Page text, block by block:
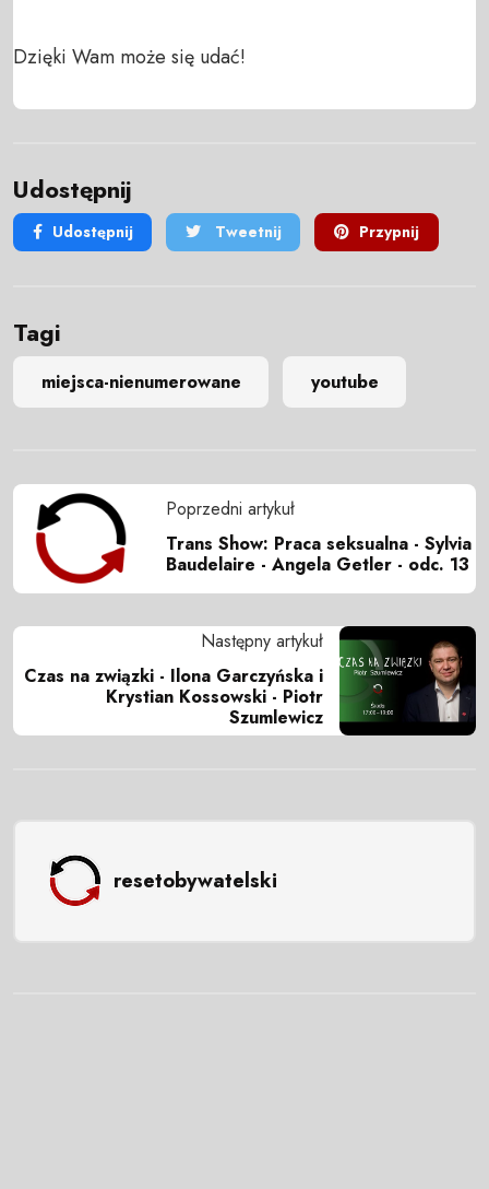
Dzięki Wam może się udać!
Udostępnij
Udostępnij Tweetnij Przypnij
Tagi
miejsca-nienumerowane youtube
Poprzedni artykuł
Trans Show: Praca seksualna - Sylvia
Baudelaire - Angela Getler - odc. 13
Następny artykuł
Czas na związki - Ilona Garczyńska i
Krystian Kossowski - Piotr
Szumlewicz
resetobywatelski